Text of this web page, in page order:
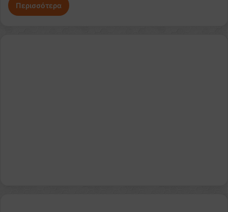
Περισσότερα